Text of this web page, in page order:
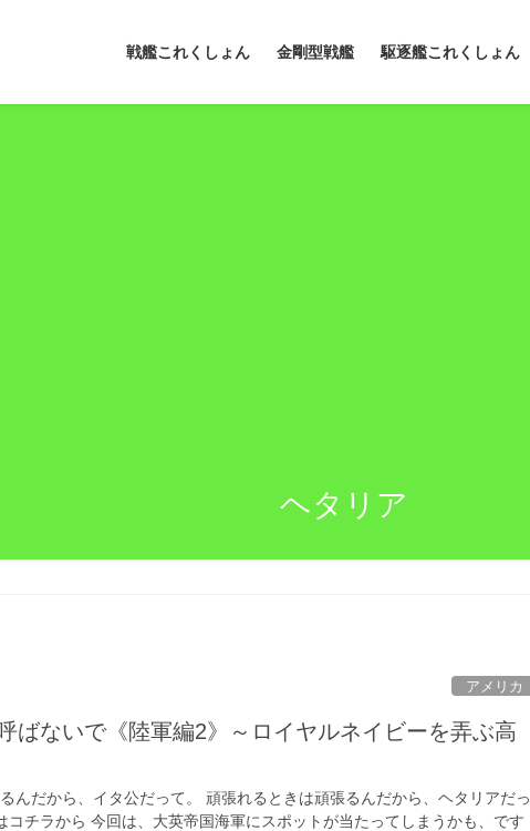
戦艦これくしょん 金剛型戦艦 駆逐艦これくしょん
ヘタリア
アメリカ
ばないで《陸軍編2》～ロイヤルネイビーを弄ぶ高
んだから、イタ公だって。 頑張れるときは頑張るんだから、ヘタリアだっ
コチラから 今回は、大英帝国海軍にスポットが当たってしまうかも、です